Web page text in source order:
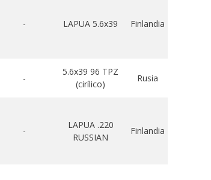
- LAPUA 5.6x39 Finlandia
-
5.6x39 96 TPZ
(cirílico)
Rusia
-
LAPUA .220
RUSSIAN
Finlandia